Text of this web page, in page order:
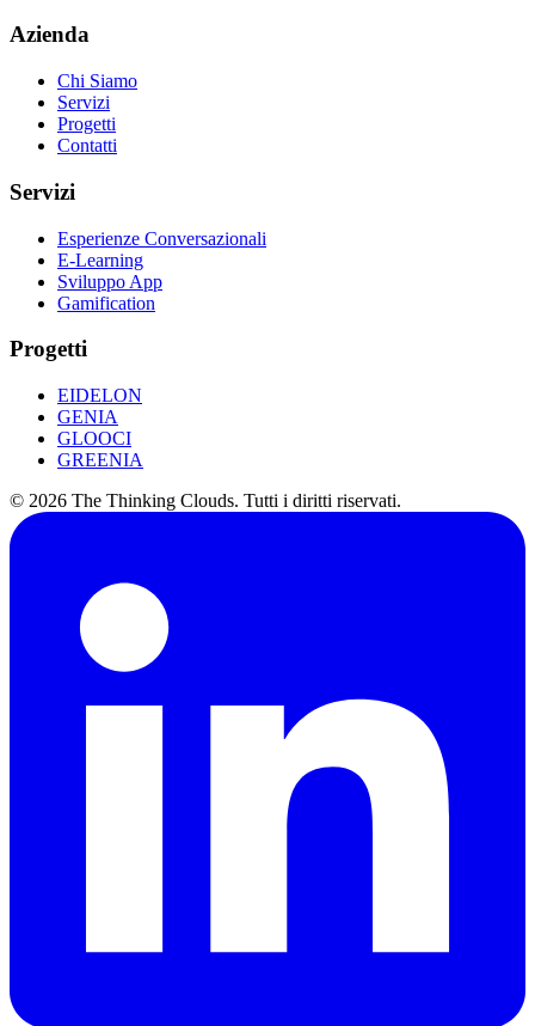
Azienda
Chi Siamo
Servizi
Progetti
Contatti
Servizi
Esperienze Conversazionali
E-Learning
Sviluppo App
Gamification
Progetti
EIDELON
GENIA
GLOOCI
GREENIA
© 2026 The Thinking Clouds. Tutti i diritti riservati.